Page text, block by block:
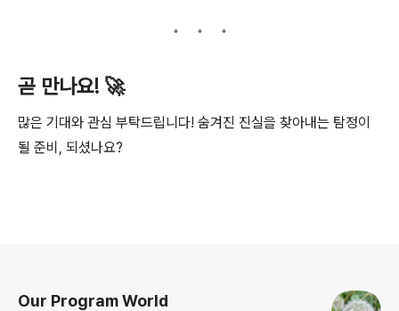
곧 만나요! 🚀
많은 기대와 관심 부탁드립니다! 숨겨진 진실을 찾아내는 탐정이
될 준비, 되셨나요?
Our Program World